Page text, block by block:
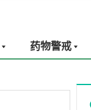
药物警戒